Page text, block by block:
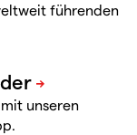
führenden
unseren